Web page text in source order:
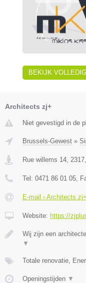
BEKIJK
Architects zj+
Niet gevestigd in de
Brussels-Gewest »
Rue willems 14, 2317
Tel: 0471 86 01 05 ,
E-mail › Architects zj+
Website: https://
Wij zijn een
▼
Totale renovatie,
Openingstijden ▼